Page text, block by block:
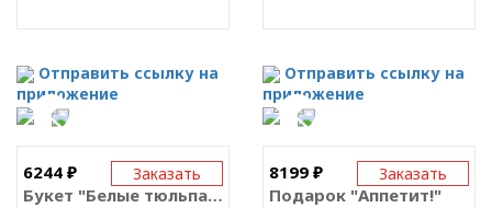
Отправить ссылку на
приложение
Отправить ссылку на
приложение
Заказать
8199 ₽
Подарок "Аппетит!"
Заказать
6244 ₽
Букет "Белые тюльпаны"